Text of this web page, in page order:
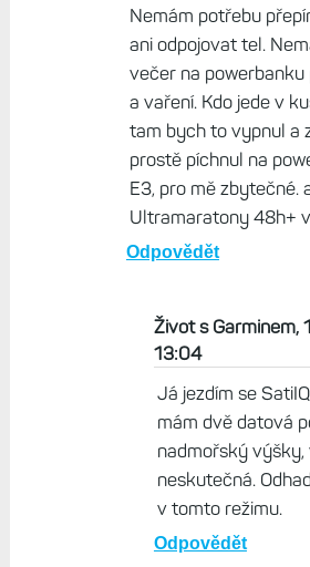
Nemám potřebu
ani odpojovat tel.
večer na
a vaření. Kdo jede v
tam bych to vypnul a
prostě píchnul na
E3, pro mě zbytečné.
Ultramaratony 48h+
Odpovědět
Život s Garminem,
13:04
Já jezdím se
mám dvě datová
nadmořský
neskutečná.
v tomto režimu.
Odpovědět